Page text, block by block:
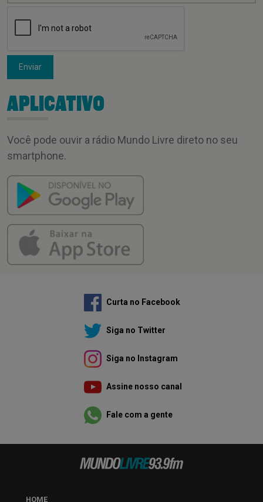
Enviar
APLICATIVO
Você pode ouvir a rádio Mundo Livre direto no seu
smartphone.
Curta no Facebook
Siga no Twitter
Siga no Instagram
Assine nosso canal
Fale com a gente
HOME